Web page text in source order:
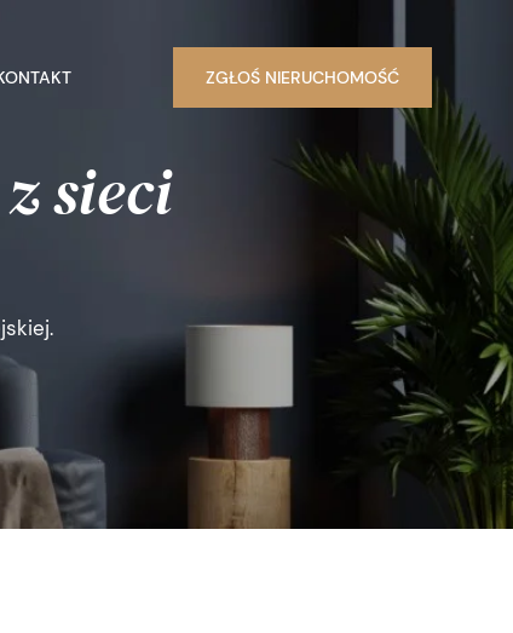
ZGŁOŚ NIERUCHOMOŚĆ
sieci